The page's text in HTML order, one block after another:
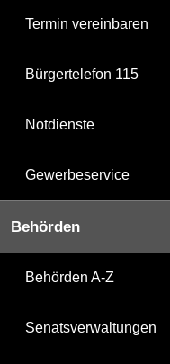
Termin vereinbaren
Bürgertelefon 115
Notdienste
Gewerbeservice
Behörden
Behörden A-Z
Senatsverwaltungen